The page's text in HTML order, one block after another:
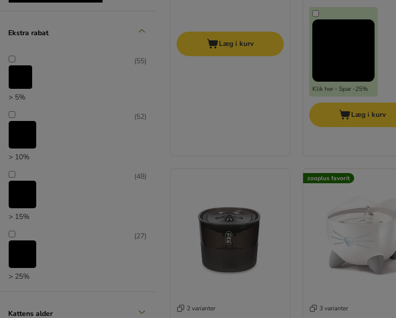
Produkter med ekstra rabat
Ekstra rabat
> 5%
(55)
> 10%
(52)
> 15%
(48)
> 25%
(27)
Kattens alder
Læg i kurv
Klik her - Spar -25%
Læg i kurv
2 varianter
zooplus favorit
3 varianter